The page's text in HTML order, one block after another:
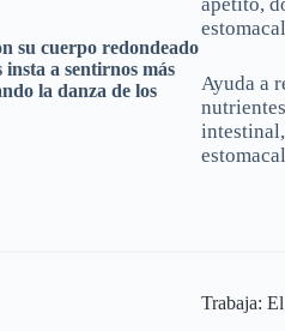
su cuerpo redondeado
insta a sentirnos más
la danza de los
Ayuda a
Trabaja: